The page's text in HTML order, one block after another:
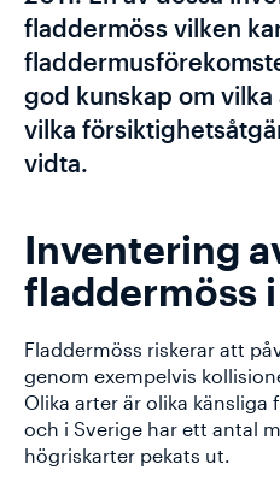
fladdermöss vilken
god kunskap om
vilka
vidta.
Inventering
fladdermöss
Fladdermöss riskerar att
genom exempelvis
Olika arter är olika
och i Sverige har ett antal
högriskarter pekats ut.